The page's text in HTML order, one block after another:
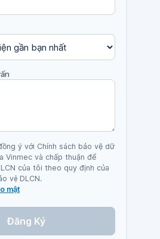
ý với Chính sách bảo vệ dữ
Vinmec và chấp thuận để
của tôi theo quy định của
vệ DLCN.
mật
Đăng Ký